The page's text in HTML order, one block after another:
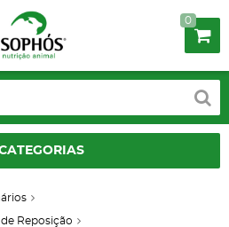
0
Reposição